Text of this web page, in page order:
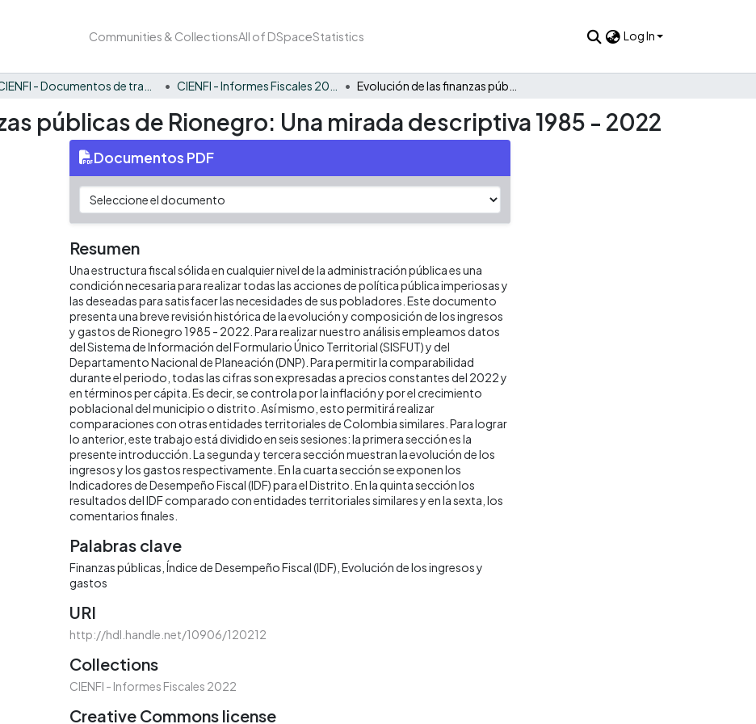
Communities & CollectionsAll of DSpaceStatistics Log In
públicas de Rionegro: Una mirada descriptiva 1985 - 2022
Documentos PDF
Resumen
Una estructura fiscal sólida en cualquier nivel de la administración pública es una
condición necesaria para realizar todas las acciones de política pública imperiosas y
las deseadas para satisfacer las necesidades de sus pobladores. Este documento
presenta una breve revisión histórica de la evolución y composición de los ingresos
y gastos de Rionegro 1985 - 2022. Para realizar nuestro análisis empleamos datos
del Sistema de Información del Formulario Único Territorial (SISFUT) y del
Departamento Nacional de Planeación (DNP). Para permitir la comparabilidad
durante el periodo, todas las cifras son expresadas a precios constantes del 2022 y
en términos per cápita. Es decir, se controla por la inflación y por el crecimiento
poblacional del municipio o distrito. Así mismo, esto permitirá realizar
comparaciones con otras entidades territoriales de Colombia similares. Para lograr
lo anterior, este trabajo está dividido en seis sesiones: la primera sección es la
presente introducción. La segunda y tercera sección muestran la evolución de los
ingresos y los gastos respectivamente. En la cuarta sección se exponen los
Indicadores de Desempeño Fiscal (IDF) para el Distrito. En la quinta sección los
resultados del IDF comparado con entidades territoriales similares y en la sexta, los
comentarios finales.
Palabras clave
Finanzas públicas Índice de Desempeño Fiscal (IDF) Evolución de los ingresos y
gastos
URI
http://hdl.handle.net/10906/120212
Collections
CIENFI - Informes Fiscales 2022
Creative Commons license